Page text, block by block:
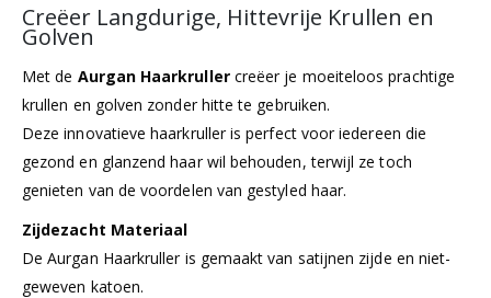
Creëer Langdurige, Hittevrije Krullen en
Golven
Met de Aurgan Haarkrullercreëer je moeiteloos prachtige
krullen en golven zonder hitte te gebruiken.
Deze innovatieve haarkruller is perfect voor iedereen die
gezond en glanzend haar wil behouden, terwijl ze toch
genieten van de voordelen van gestyled haar.
Zijdezacht Materiaal
De Aurgan Haarkruller is gemaakt van satijnen zijde en niet-
geweven katoen.